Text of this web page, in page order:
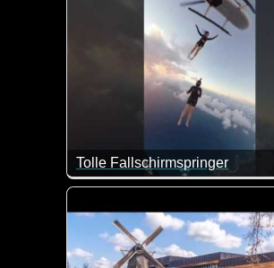
Tolle Fallschirmspringer
Das würde ich auch mal